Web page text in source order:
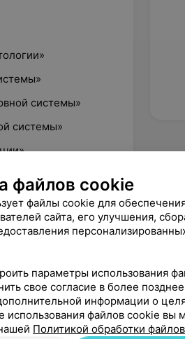
системы»
системы»
Основы
медицина,
ул. Заслонова, 49
файлов cookie
файлы cookie для
сайта, его улучшения,
параметры использования
свое согласие в более
информации о
использования файлов cookie вы
Политикой обработки